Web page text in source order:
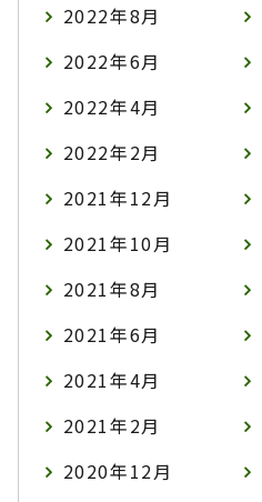
2022年8月
2022年6月
2022年4月
2022年2月
2021年12月
2021年10月
2021年8月
2021年6月
2021年4月
2021年2月
2020年12月